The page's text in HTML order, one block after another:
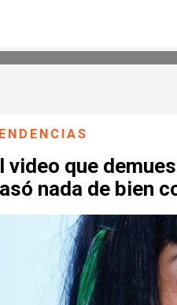
video que
nada de bien